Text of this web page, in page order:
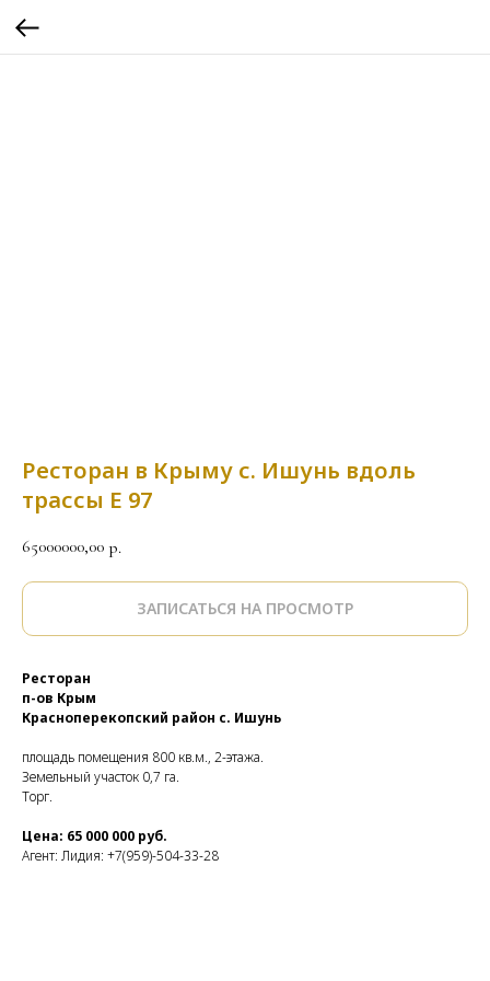
Ресторан в Крыму с. Ишунь вдоль
трассы Е 97
65000000,00 р.
ЗАПИСАТЬСЯ НА ПРОСМОТР
Ресторан
п-ов Крым
Красноперекопский район с. Ишунь
площадь помещения 800 кв.м., 2-этажа.
Земельный участок 0,7 га.
Торг.
Цена: 65 000 000 руб.
Агент: Лидия: +7(959)-504-33-28